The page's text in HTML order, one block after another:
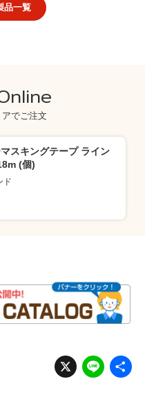
品一覧
でご注文
スキングテープ ライン
(個)
ド
X Li
n